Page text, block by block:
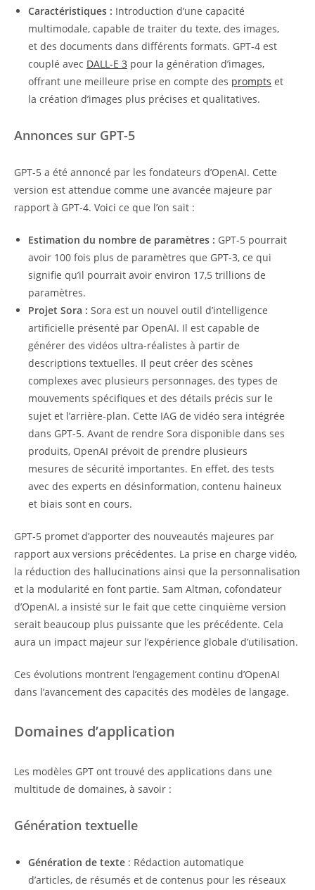
Caractéristiques : Introduction d’une capacité
multimodale, capable de traiter du texte, des images,
et des documents dans différents formats. GPT-4 est
couplé avec DALL-E 3 pour la génération d’images,
offrant une meilleure prise en compte des prompts et
la création d’images plus précises et qualitatives.
Annonces sur GPT-5
GPT-5 a été annoncé par les fondateurs d’OpenAI. Cette
version est attendue comme une avancée majeure par
rapport à GPT-4. Voici ce que l’on sait :
Estimation du nombre de paramètres : GPT-5 pourrait
avoir 100 fois plus de paramètres que GPT-3, ce qui
signifie qu’il pourrait avoir environ 17,5 trillions de
paramètres.
Projet Sora : Sora est un nouvel outil d’intelligence
artificielle présenté par OpenAI. Il est capable de
générer des vidéos ultra-réalistes à partir de
descriptions textuelles. Il peut créer des scènes
complexes avec plusieurs personnages, des types de
mouvements spécifiques et des détails précis sur le
sujet et l’arrière-plan. Cette IAG de vidéo sera intégrée
dans GPT-5. Avant de rendre Sora disponible dans ses
produits, OpenAI prévoit de prendre plusieurs
mesures de sécurité importantes. En effet, des tests
avec des experts en désinformation, contenu haineux
et biais sont en cours.
GPT-5 promet d’apporter des nouveautés majeures par
rapport aux versions précédentes. La prise en charge vidéo,
la réduction des hallucinations ainsi que la personnalisation
et la modularité en font partie. Sam Altman, cofondateur
d’OpenAI, a insisté sur le fait que cette cinquième version
serait beaucoup plus puissante que les précédente. Cela
aura un impact majeur sur l’expérience globale d’utilisation.
Ces évolutions montrent l’engagement continu d’OpenAI
dans l’avancement des capacités des modèles de langage.
Domaines d’application
Les modèles GPT ont trouvé des applications dans une
multitude de domaines, à savoir :
Génération textuelle
Génération de texte : Rédaction automatique
d’articles, de résumés et de contenus pour les réseaux